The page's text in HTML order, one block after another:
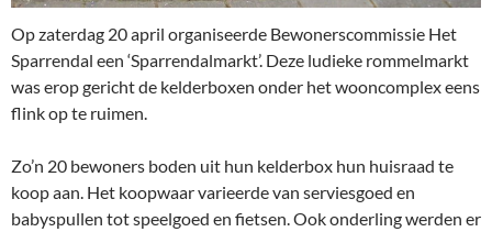
Op zaterdag 20 april organiseerde Bewonerscommissie Het
Sparrendal een ‘Sparrendalmarkt’. Deze ludieke rommelmarkt
was erop gericht de kelderboxen onder het wooncomplex eens
flink op te ruimen.
Zo’n 20 bewoners boden uit hun kelderbox hun huisraad te
koop aan. Het koopwaar varieerde van serviesgoed en
babyspullen tot speelgoed en fietsen. Ook onderling werden er